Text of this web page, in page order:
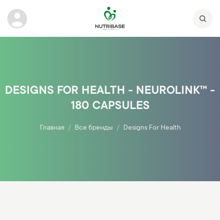
DESIGNS FOR HEALTH - NEUROLINK™ -
180 CAPSULES
Главная Все бренды Designs For Health